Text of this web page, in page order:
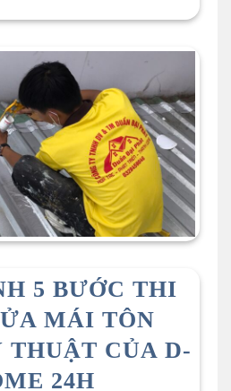
5 BƯỚC THI
MÁI TÔN
THUẬT CỦA D-
24H